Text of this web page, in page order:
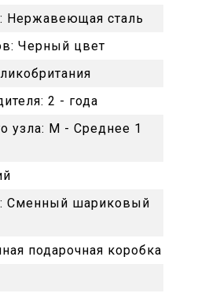
Нержавеющая сталь
Черный цвет
2 - года
узла: M - Среднее 1
Сменный шариковый
подарочная коробка